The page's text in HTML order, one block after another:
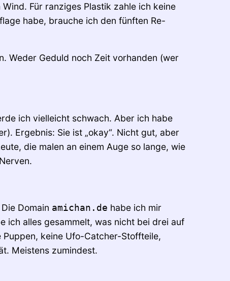
Für ranziges Plastik zahle ich keine
habe, brauche ich den fünften Re-
Weder Geduld noch Zeit vorhanden (wer
ich vielleicht schwach. Aber ich habe
Ergebnis: Sie ist „okay“. Nicht gut, aber
die malen an einem Auge so lange, wie
Domain amichan.de habe ich mir
ich alles gesammelt, was nicht bei drei auf
Puppen, keine Ufo-Catcher-Stoffteile,
Meistens zumindest.